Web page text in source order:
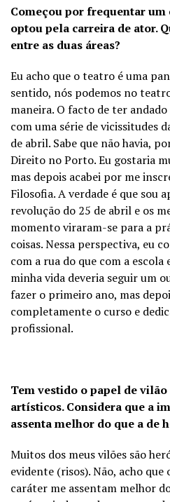
Começou por frequentar um
optou pela carreira de ator.
entre as duas áreas?
Eu acho que o teatro é uma
sentido, nós podemos no
maneira. O facto de ter
com uma série de vicissitudes
de abril. Sabe que não havia,
Direito no Porto. Eu gostaria
mas depois acabei por me
Filosofia. A verdade é que sou
revolução do 25 de abril e os
momento viraram-se para a
coisas. Nessa perspectiva, eu
com a rua do que com a escola
minha vida deveria seguir um
fazer o primeiro ano, mas
completamente o curso e
profissional.
Tem vestido o papel de
artísticos. Considera que a
assenta melhor do que a de
Muitos dos meus vilões são
evidente (risos). Não, acho que
caráter me assentam melhor